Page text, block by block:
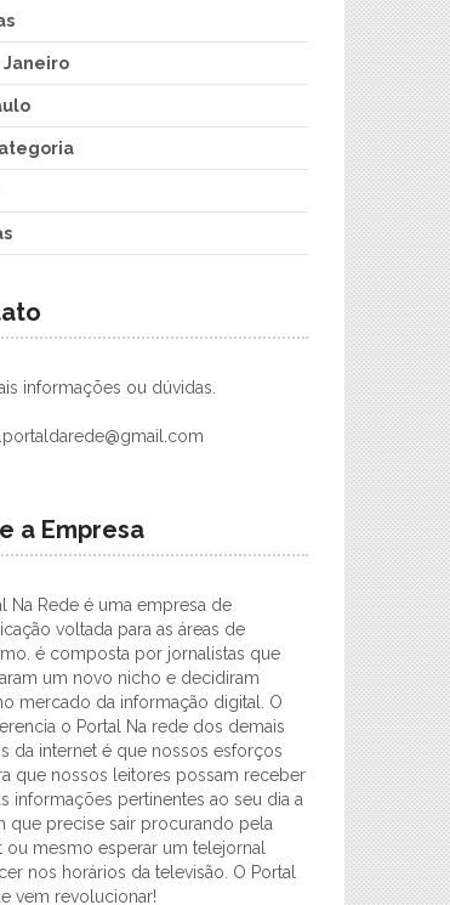
Janeiro
informações ou dúvidas.
a Empresa
Na Rede é uma empresa de
voltada para as áreas de
é composta por jornalistas que
um novo nicho e decidiram
mercado da informação digital. O
o Portal Na rede dos demais
da internet é que nossos esforços
que nossos leitores possam receber
informações pertinentes ao seu dia a
que precise sair procurando pela
ou mesmo esperar um telejornal
nos horários da televisão. O Portal
vem revolucionar!